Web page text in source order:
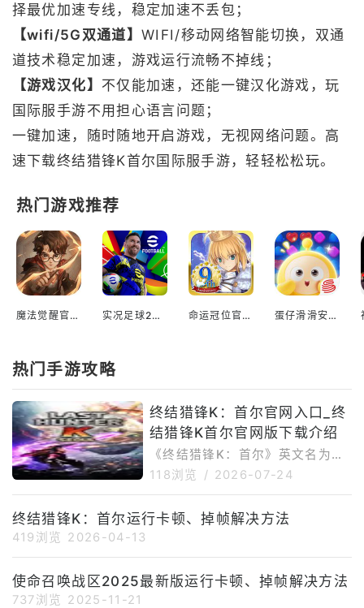
择最优加速专线，稳定加速不丢包；
【wifi/5G双通道】 WIFI/移动网络智能切换，双通
道技术稳定加速，游戏运行流畅不掉线；
【游戏汉化】 不仅能加速，还能一键汉化游戏，玩
国际服手游不用担心语言问题；
一键加速，随时随地开启游戏，无视网络问题。高
速下载终结猎锋K首尔国际服手游，轻轻松松玩。
热门游戏推荐
魔法觉醒官方正版 实况足球2026最新版本 命运冠位官网入口 蛋仔滑滑安装免费版
热门手游攻略
终结猎锋K：首尔官网入口_终
结猎锋K首尔官网版下载介绍
《终结猎锋K：首尔》英文名为
《LastHunterK:Seoul》，是一
游戏以核战争后的近未来首尔为舞
在被“Watchdox”怪物占领的废墟
城市中展开战斗，逐步夺回首尔。
终结猎锋K：首尔官网入口：http
118浏览 / 2026-07-24
终结猎锋K：首尔运行卡顿、掉帧解决方法
419浏览 2026-04-13
使命召唤战区2025最新版运行卡顿、掉帧解决方法
737浏览 2025-11-21